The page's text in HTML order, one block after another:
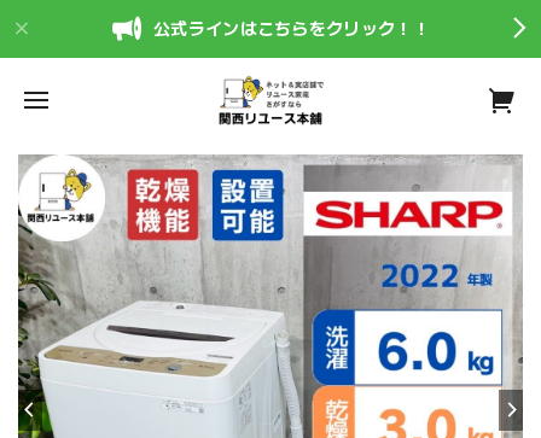
公式ラインはこちらをクリック！！